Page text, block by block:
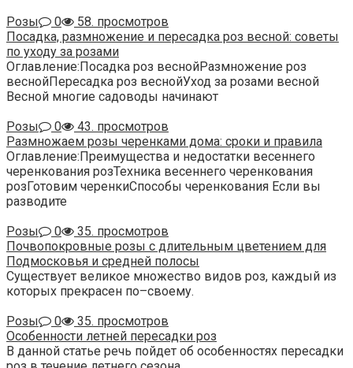
Розы
0
58. просмотров
Посадка, размножение и пересадка роз весной: советы
по уходу за розами
Оглавление:Посадка роз веснойРазмножение роз
веснойПересадка роз веснойУход за розами весной
Весной многие садоводы начинают
Розы
0
43. просмотров
Размножаем розы черенками дома: сроки и правила
Оглавление:Преимущества и недостатки весеннего
черенкования розТехника весеннего черенкования
розГотовим черенкиСпособы черенкования Если вы
разводите
Розы
0
35. просмотров
Почвопокровные розы с длительным цветением для
Подмосковья и средней полосы
Существует великое множество видов роз, каждый из
которых прекрасен по–своему.
Розы
0
35. просмотров
Особенности летней пересадки роз
В данной статье речь пойдет об особенностях пересадки